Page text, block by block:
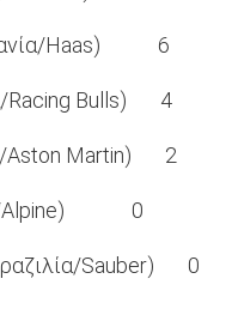
Haas) 6
Racing Bulls) 4
Aston Martin) 2
Alpine) 0
Sauber) 0